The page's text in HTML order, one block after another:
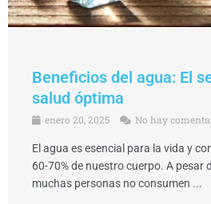
Beneficios del agua: El
salud óptima
enero 20, 2025 No hay
El agua es esencial para la vida y
60-70% de nuestro cuerpo. A pesar
muchas personas no consumen ...